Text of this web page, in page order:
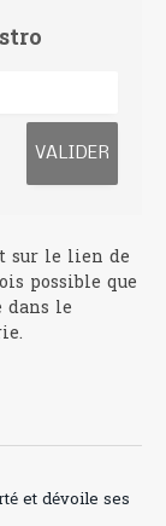
sur le lien de
possible que
dans le
et dévoile ses